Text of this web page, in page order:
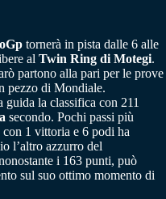
tornerà in pista dalle 6 alle
al Twin Ring di Motegi.
partono alla pari per le prove
pezzo di Mondiale.
guida la classifica con 211
secondo. Pochi passi più
con 1 vittoria e 6 podi ha
l’altro azzurro del
i 163 punti, può
sul suo ottimo momento di